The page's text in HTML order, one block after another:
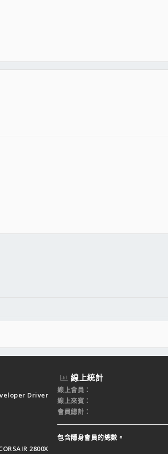
Driver
2800X
線上統計
線上會員
線上來賓
會員總計
包含隱身會員的總數。